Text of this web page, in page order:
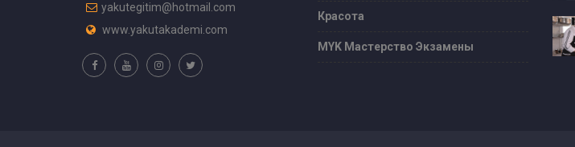
yakutegitim@hotmail.com
www.yakutakademi.com
Красота
MYK Мастерство Экзамены